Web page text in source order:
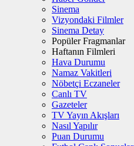
Sinema
Vizyondaki Filmler
Sinema Detay
Popüler Fragmanlar
Haftanın Filmleri
Hava Durumu
Namaz Vakitleri
Nöbetçi Eczaneler
Canlı TV
Gazeteler
TV Yayın Akışları
Nasıl Yapılır
Puan Durumu